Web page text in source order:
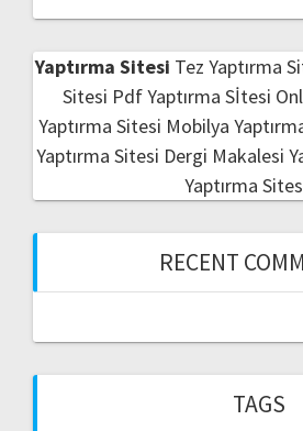
Yaptırma Sitesi Tez Yaptırma
Sitesi Pdf Yaptırma Sİtesi
Yaptırma Sitesi Mobilya
Yaptırma Sitesi Dergi Makalesi
Yaptırma
RECENT
TAGS